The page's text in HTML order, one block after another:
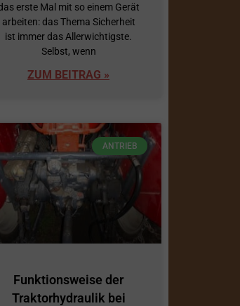
erste Mal mit so einem Gerät
arbeiten: das Thema Sicherheit
ist immer das Allerwichtigste.
Selbst, wenn
ZUM BEITRAG »
ANTRIEB
Funktionsweise der
Traktorhydraulik bei